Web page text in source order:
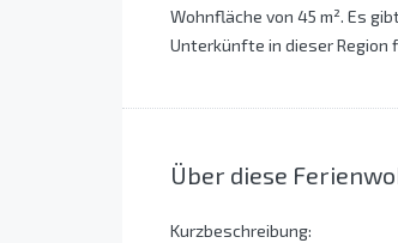
Wohnfläche von 45 m². Es
Unterkünfte in dieser Region
Über diese
Kurzbeschreibung: